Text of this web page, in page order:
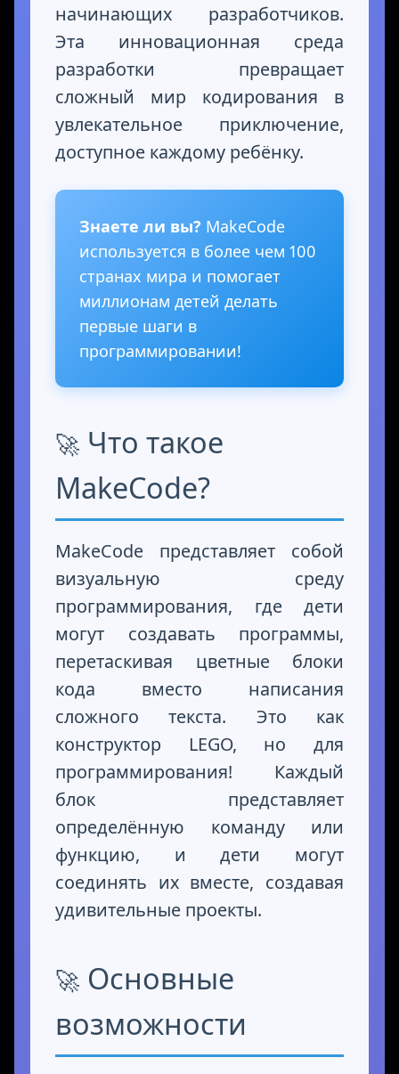
начинающих разработчиков.
Эта инновационная среда
разработки превращает
сложный мир кодирования в
увлекательное приключение,
доступное каждому ребёнку.
Знаете ли вы? MakeCode
используется в более чем 100
странах мира и помогает
миллионам детей делать
первые шаги в
программировании!
Что такое
MakeCode?
MakeCode представляет собой
визуальную среду
программирования, где дети
могут создавать программы,
перетаскивая цветные блоки
кода вместо написания
сложного текста. Это как
конструктор LEGO, но для
программирования! Каждый
блок представляет
определённую команду или
функцию, и дети могут
соединять их вместе, создавая
удивительные проекты.
Основные
возможности